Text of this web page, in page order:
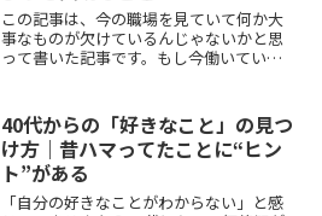
この記事は、今の職場を見ていて何か大
事なものが欠けているんじゃないかと思
って書いた記事です。もし今働いていて
40代からの「好きなこと」の見つ
け方｜昔ハマってたことに“ヒン
ト”がある
「自分の好きなことがわからない」と感